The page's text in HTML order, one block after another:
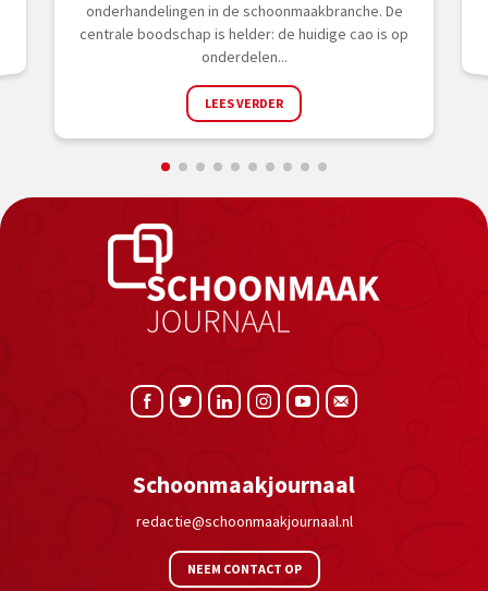
onderhandelingen in de schoonmaakbranche. De
centrale boodschap is helder: de huidige cao is op
onderdelen...
LEES VERDER
Schoonmaakjournaal
redactie@schoonmaakjournaal.nl
NEEM CONTACT OP